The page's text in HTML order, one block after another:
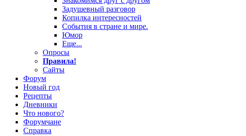
Задушевный разговор
Копилка интересностей
События в стране и мире.
Юмор
Еще...
Опросы
Правила!
Сайты
Форум
Новый год
Рецепты
Дневники
Что нового?
Форумчане
Справка